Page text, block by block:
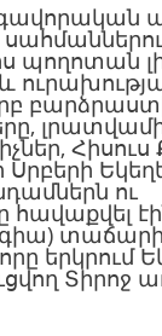
պողոտան
ու
տաճարի
երկրում
Տիրոջ